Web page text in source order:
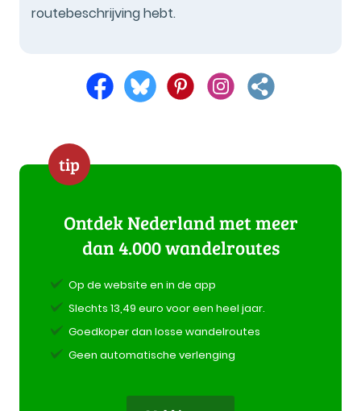
routebeschrijving hebt.
tip
Ontdek Nederland met meer
dan 4.000 wandelroutes
Op de website en in de app
Slechts 13,49 euro voor een heel jaar.
Goedkoper dan losse wandelroutes
Geen automatische verlenging